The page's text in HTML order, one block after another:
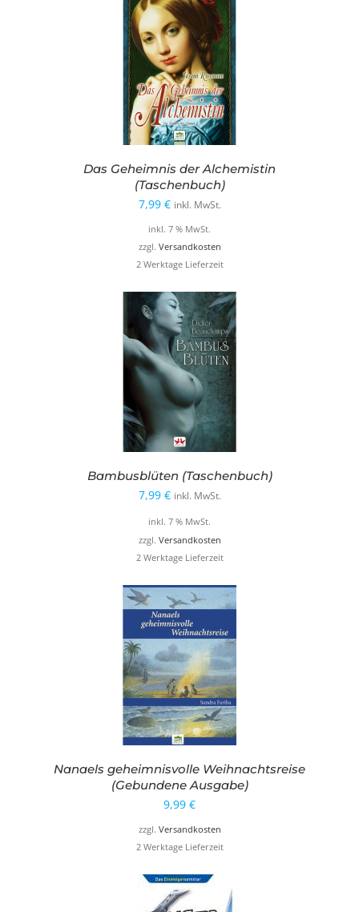
Das Geheimnis der Alchemistin
(Taschenbuch)
7,99 € inkl. MwSt.
inkl. 7 % MwSt.
zzgl. Versandkosten
2 Werktage Lieferzeit
Bambusblüten (Taschenbuch)
7,99 € inkl. MwSt.
inkl. 7 % MwSt.
zzgl. Versandkosten
2 Werktage Lieferzeit
Nanaels geheimnisvolle Weihnachtsreise
(Gebundene Ausgabe)
9,99 €
zzgl. Versandkosten
2 Werktage Lieferzeit